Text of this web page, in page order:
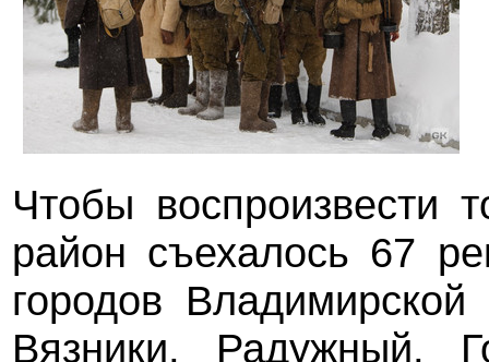
Чтобы воспроизвести
район съехалось 67
городов
Вязники, Радужный,